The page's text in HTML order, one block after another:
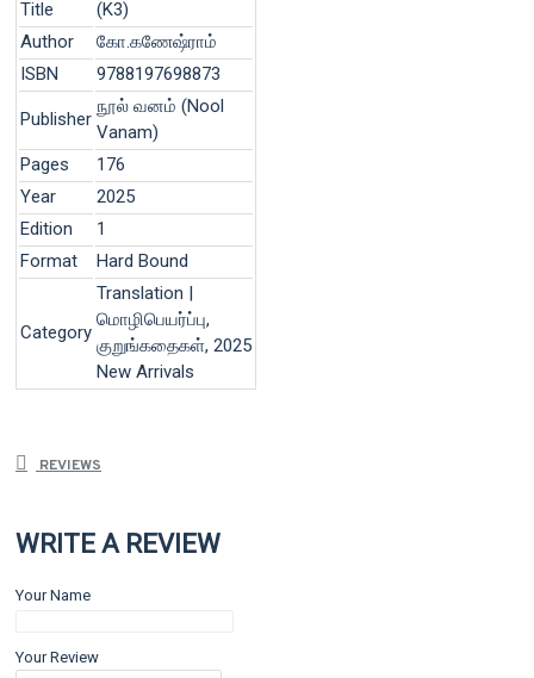
Title
(K3)
Author
கோ.கணேஷ்ராம்
ISBN
9788197698873
Publisher
நூல் வனம் (Nool
Vanam)
Pages
176
Year
2025
Edition
1
Format
Hard Bound
Category
Translation |
மொழிபெயர்ப்பு,
குறுங்கதைகள், 2025
New Arrivals
REVIEWS
WRITE A REVIEW
Your Name
Your Review